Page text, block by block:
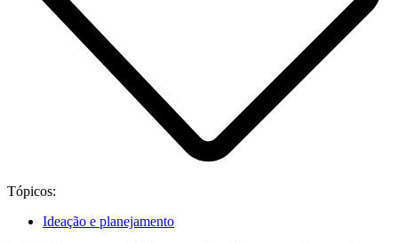
Tópicos:
Ideação e planejamento